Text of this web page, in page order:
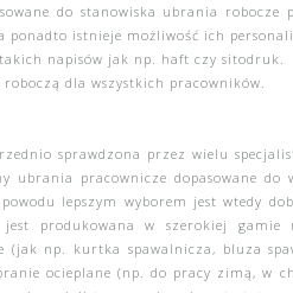
do stanowiska ubrania
ponadto istnieje możliwość ich
napisów jak np. haft czy sitodruk.
dla wszystkich pracowników.
sprawdzona przez wielu
ubrania pracownicze dopasowane
lepszym wyborem jest wtedy
produkowana w szerokiej
(jak np. kurtka spawalnicza, bluza
ocieplane (np. do pracy zimą, w